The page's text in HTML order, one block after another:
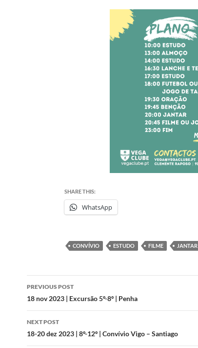
SHARE THIS:
WhatsApp
CONVÍVIO ESTUDO FILME JANTAR
Post
navigation
PREVIOUS POST
18 nov 2023 | Excursão 5º-8º | Penha
NEXT POST
18-20 dez 2023 | 8º-12º | Convívio Vigo – Santiago